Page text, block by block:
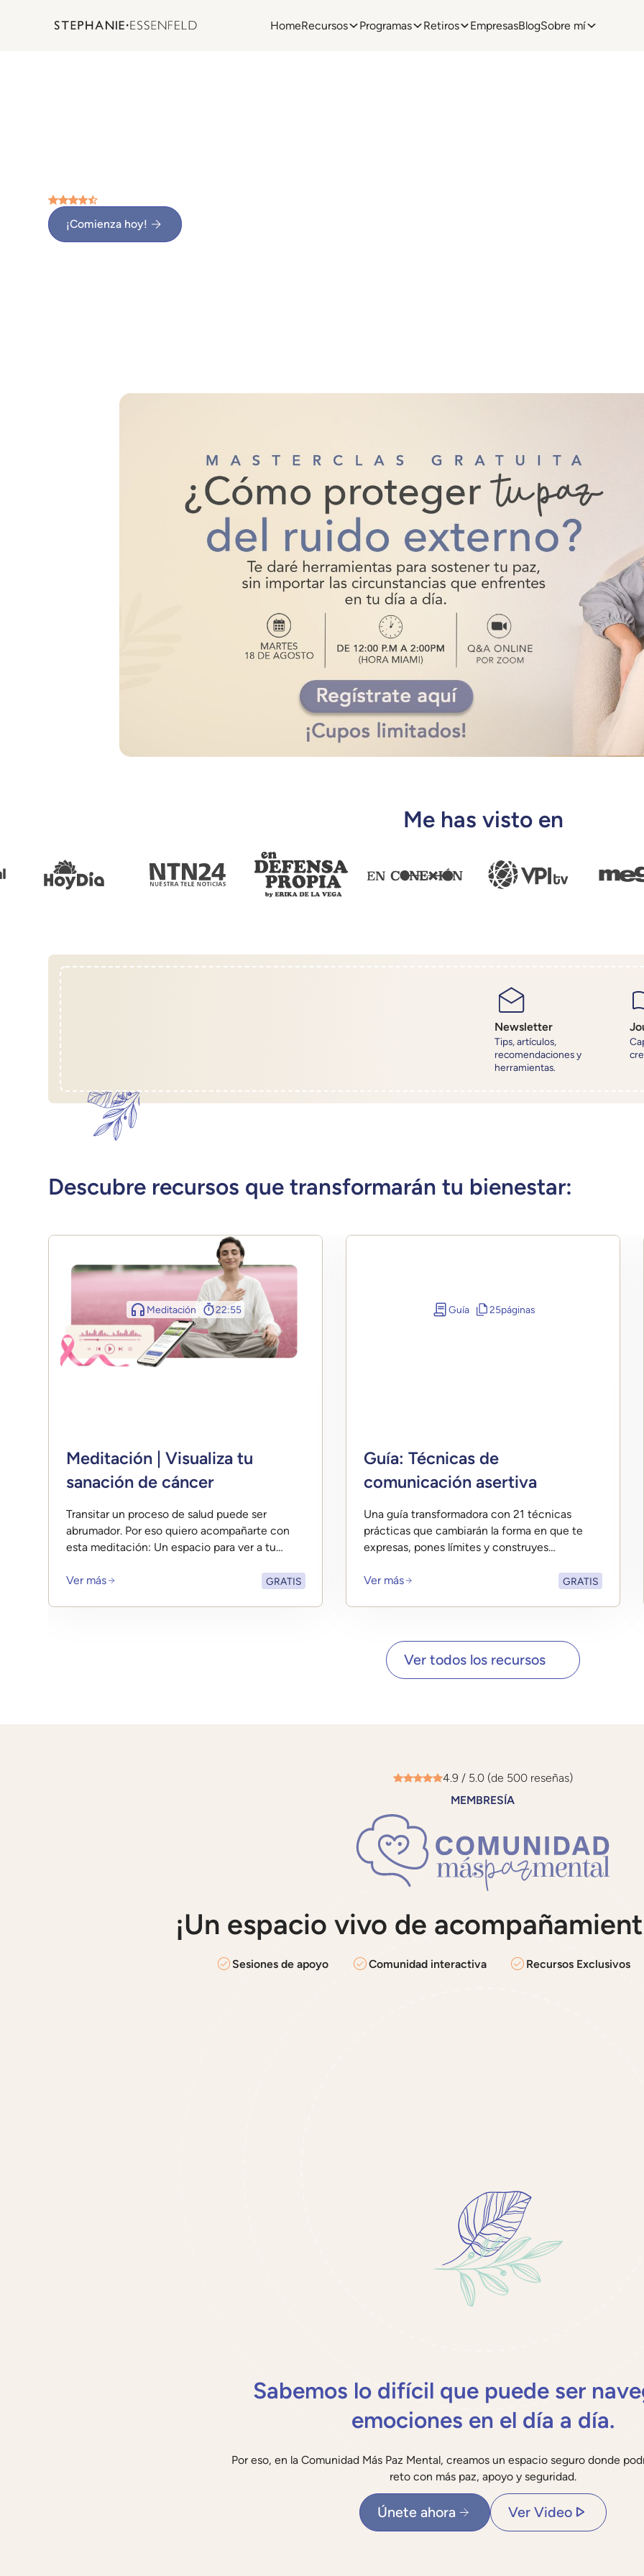
HomeRecursos Programas Retiros EmpresasBlogSobre mí
¡Comienza hoy!
Me has visto en
Newsletter
Tips, artículos,
recomendaciones y
herramientas.
Descubre recursos que transformarán tu bienestar:
Meditación 22:55
Meditación | Visualiza tu
sanación de cáncer
Transitar un proceso de salud puede ser
abrumador. Por eso quiero acompañarte con
esta meditación: Un espacio para ver a tu
sanadora y recordarte que sanar no es solo
Ver más GRATIS
Guía 25páginas
Guía: Técnicas de
comunicación asertiva
Una guía transformadora con 21 técnicas
prácticas que cambiarán la forma en que te
expresas, pones límites y construyes
Ver más
GRATIS
Ver todos los recursos
4.9 / 5.0 (de 500 reseñas)
MEMBRESÍA
¡Un espacio vivo de
Sesiones de apoyo Comunidad interactiva Recursos Exclusivos
Sabemos lo difícil que puede ser
emociones en el día a día.
Por eso, en la Comunidad Más Paz Mental, creamos un espacio seguro donde
reto con más paz, apoyo y seguridad.
Únete ahora Ver Video